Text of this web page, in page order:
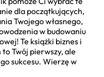
dla początkujących,
Twojego własnego,
w budowaniu
Te książki biznes i
Twój pierwszy, ale
sukcesu. Wierzę w